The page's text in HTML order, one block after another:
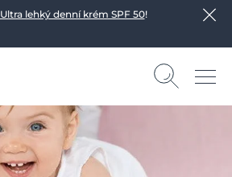
Ultra lehký denní krém SPF 50!